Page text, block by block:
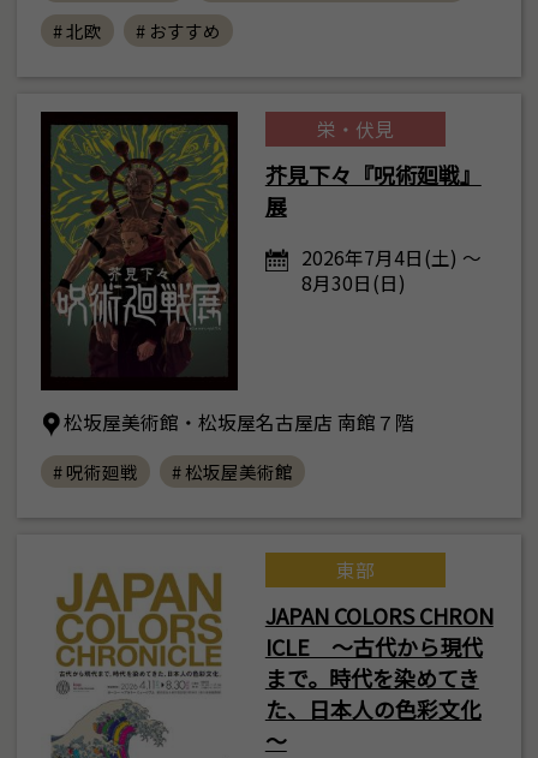
# 北欧 # おすすめ
栄・伏見
芥見下々『呪術廻戦』
展
2026年7月4日(土) ～
8月30日(日)
松坂屋美術館・松坂屋名古屋店 南館７階
# 呪術廻戦 # 松坂屋美術館
東部
JAPAN COLORS CHRON
ICLE ～古代から現代
まで。時代を染めてき
た、日本人の色彩文化
～